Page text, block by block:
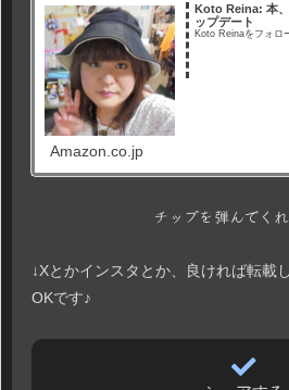
Koto Reina: 本
ップデート
Koto Reinaをフォロ
Amazon.co.jp
チップを弾んでく
↓Xとかインスタとか、良ければ転載
OKです♪